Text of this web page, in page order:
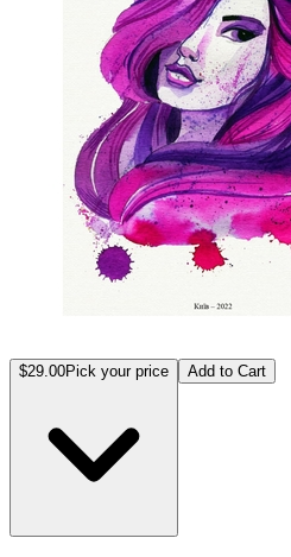
$29.00Pick your price Add to Cart